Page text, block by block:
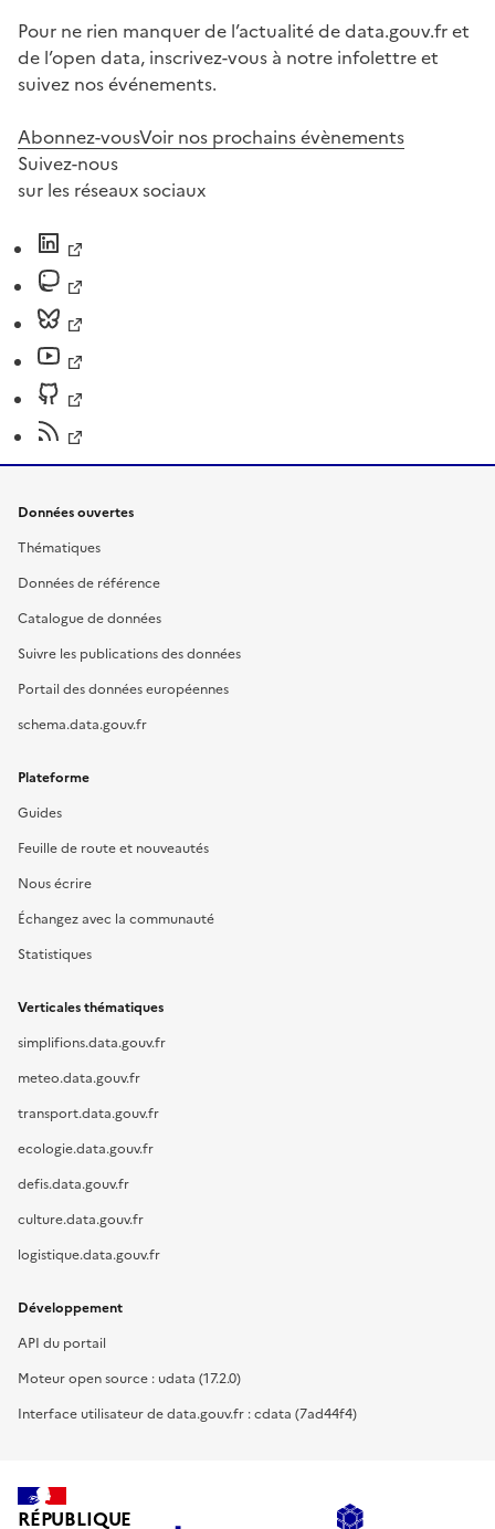
Pour ne rien manquer de l’actualité de data.gouv.fr et
de l’open data, inscrivez-vous à notre infolettre et
suivez nos événements.
Abonnez-vousVoir nos prochains évènements
Suivez-nous
sur les réseaux sociaux
Données ouvertes
Thématiques
Données de référence
Catalogue de données
Suivre les publications des données
Portail des données européennes
schema.data.gouv.fr
Plateforme
Guides
Feuille de route et nouveautés
Nous écrire
Échangez avec la communauté
Statistiques
Verticales thématiques
simplifions.data.gouv.fr
meteo.data.gouv.fr
transport.data.gouv.fr
ecologie.data.gouv.fr
defis.data.gouv.fr
culture.data.gouv.fr
logistique.data.gouv.fr
Développement
API du portail
Moteur open source : udata (17.2.0)
Interface utilisateur de data.gouv.fr : cdata (7ad44f4)
RÉPUBLIQUE